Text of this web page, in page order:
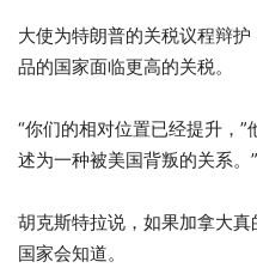
大使为特朗普的关税议程辩
品的国家面临更高的关税。
“你们的相对位置已经提升，
述为一种被美国背叛的关系。”
胡克斯特拉说，如果加拿大
国家会知道。